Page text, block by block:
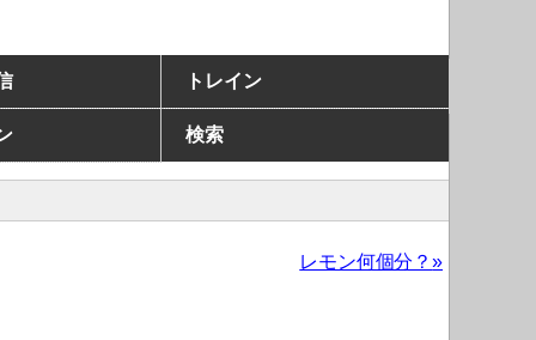
トレイン
検索
レモン何個分？